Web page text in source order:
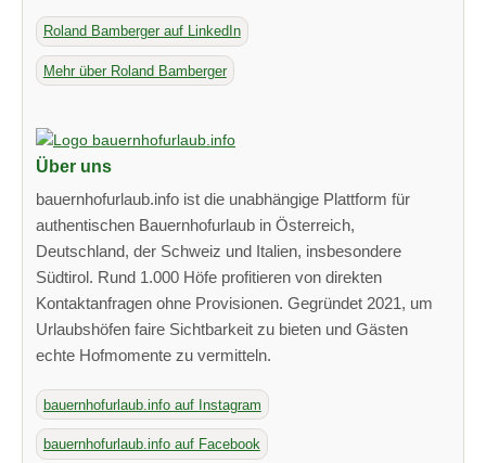
Roland Bamberger auf LinkedIn
Mehr über Roland Bamberger
Über uns
bauernhofurlaub.info ist die unabhängige Plattform für
authentischen Bauernhofurlaub in Österreich,
Deutschland, der Schweiz und Italien, insbesondere
Südtirol. Rund 1.000 Höfe profitieren von direkten
Kontaktanfragen ohne Provisionen. Gegründet 2021, um
Urlaubshöfen faire Sichtbarkeit zu bieten und Gästen
echte Hofmomente zu vermitteln.
bauernhofurlaub.info auf Instagram
bauernhofurlaub.info auf Facebook